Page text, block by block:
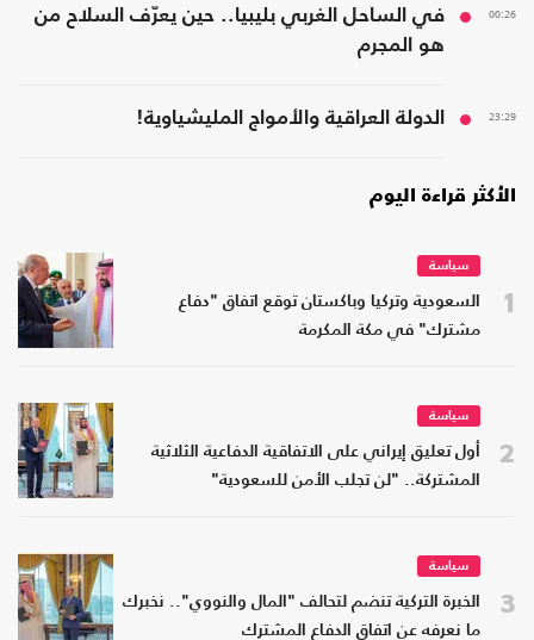
00:26
في الساحل الغربي بليبيا.. حين يعرّف السلاح من
هو المجرم
23:29 الدولة العراقية والأمواج المليشياوية!
الأكثر قراءة اليوم
1
سياسة
السعودية وتركيا وباكستان توقع اتفاق "دفاع
مشترك" في مكة المكرمة
2
سياسة
أول تعليق إيراني على الاتفاقية الدفاعية الثلاثية
المشتركة.. "لن تجلب الأمن للسعودية"
3
سياسة
الخبرة التركية تنضم لتحالف "المال والنووي".. نخبرك
ما نعرفه عن اتفاق الدفاع المشترك